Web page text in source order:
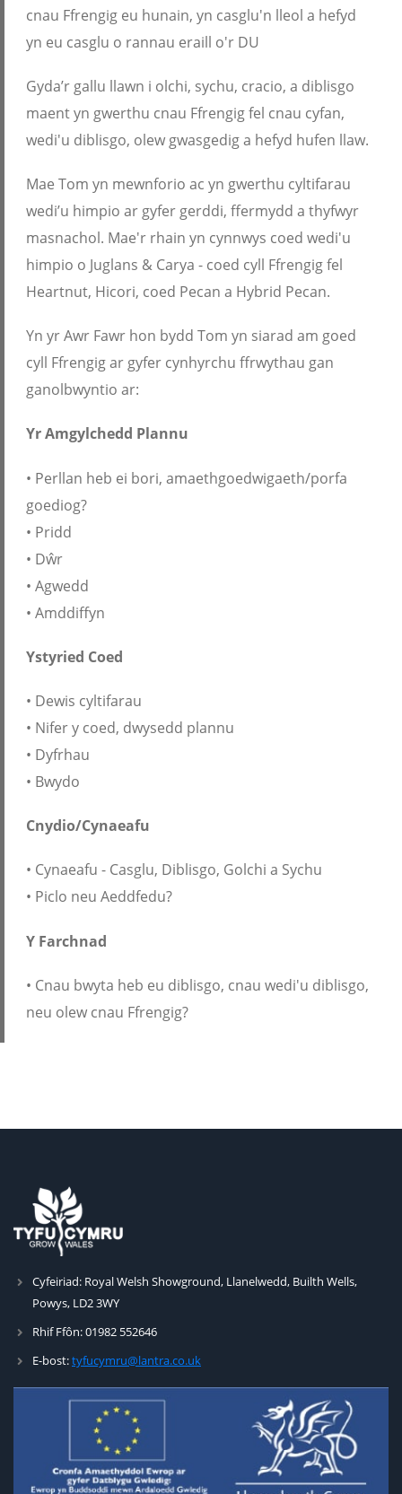
cnau Ffrengig eu hunain, yn casglu'n lleol a hefyd
yn eu casglu o rannau eraill o'r DU
Gyda’r gallu llawn i olchi, sychu, cracio, a diblisgo
maent yn gwerthu cnau Ffrengig fel cnau cyfan,
wedi'u diblisgo, olew gwasgedig a hefyd hufen llaw.
Mae Tom yn mewnforio ac yn gwerthu cyltifarau
wedi’u himpio ar gyfer gerddi, ffermydd a thyfwyr
masnachol. Mae'r rhain yn cynnwys coed wedi'u
himpio o Juglans & Carya - coed cyll Ffrengig fel
Heartnut, Hicori, coed Pecan a Hybrid Pecan.
Yn yr Awr Fawr hon bydd Tom yn siarad am goed
cyll Ffrengig ar gyfer cynhyrchu ffrwythau gan
ganolbwyntio ar:
Yr Amgylchedd Plannu
• Perllan heb ei bori, amaethgoedwigaeth/porfa
goediog?
• Pridd
• Dŵr
• Agwedd
• Amddiffyn
Ystyried Coed
• Dewis cyltifarau
• Nifer y coed, dwysedd plannu
• Dyfrhau
• Bwydo
Cnydio/Cynaeafu
• Cynaeafu - Casglu, Diblisgo, Golchi a Sychu
• Piclo neu Aeddfedu?
Y Farchnad
• Cnau bwyta heb eu diblisgo, cnau wedi'u diblisgo,
neu olew cnau Ffrengig?
Cyfeiriad: Royal Welsh Showground, Llanelwedd, Builth Wells,
Powys, LD2 3WY
Rhif Ffôn:01982 552646
E-bost:tyfucymru@lantra.co.uk